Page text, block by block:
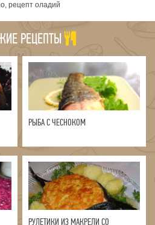
рецепт оладий
РЕЦЕПТЫ
РЫБА С ЧЕСНОКОМ
РУЛЕТИКИ ИЗ МАКРЕЛИ СО